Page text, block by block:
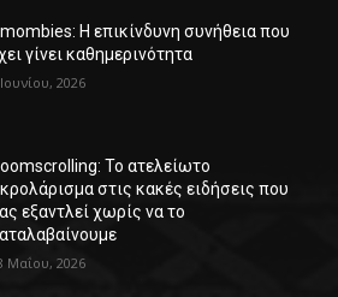
Η επικίνδυνη συνήθεια που
γίνει καθημερινότητα
2026
Το ατελείωτο
στις κακές ειδήσεις που
εξαντλεί χωρίς να το
Μαΐου, 2026